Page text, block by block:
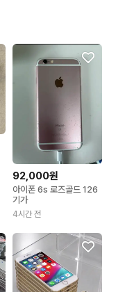
92,000원
아이폰 6s 로즈골드 126
기가
4시간 전